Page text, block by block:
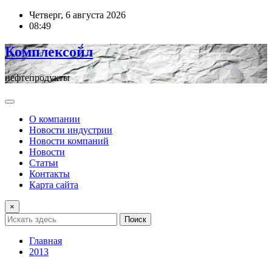
ПерейтиЧетверг, 6 августа 2026
08:49
Комплексойл
нефтепродукты
О компании
Новости индустрии
Новости компаний
Новости
Статьи
Контакты
Карта сайта
×
Поиск
Главная
2013